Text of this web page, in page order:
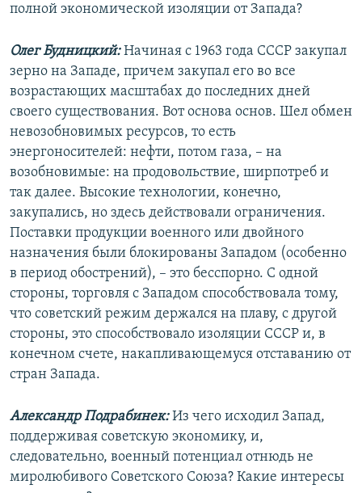
полной экономической изоляции от Запада?
Олег Будницкий:Начиная с 1963 года СССР закупал
зерно на Западе, причем закупал его во все
возрастающих масштабах до последних дней
своего существования. Вот основа основ. Шел обмен
невозобновимых ресурсов, то есть
энергоносителей: нефти, потом газа, – на
возобновимые: на продовольствие, ширпотреб и
так далее. Высокие технологии, конечно,
закупались, но здесь действовали ограничения.
Поставки продукции военного или двойного
назначения были блокированы Западом (особенно
в период обострений), – это бесспорно. С одной
стороны, торговля с Западом способствовала тому,
что советский режим держался на плаву, с другой
стороны, это способствовало изоляции СССР и, в
конечном счете, накапливающемуся отставанию от
стран Запада.
Александр Подрабинек:Из чего исходил Запад,
поддерживая советскую экономику, и,
следовательно, военный потенциал отнюдь не
миролюбивого Советского Союза? Какие интересы